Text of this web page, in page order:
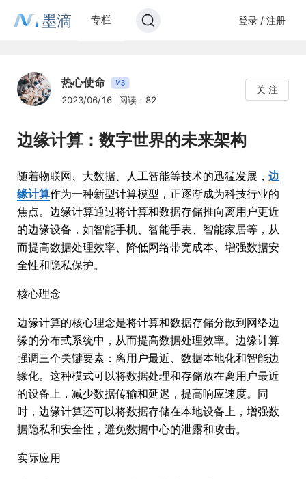
墨滴 专栏 登录 / 注册
热心使命 V3
2023/06/16 阅读：82
关 注
边缘计算：数字世界的未来架构
随着物联网、大数据、人工智能等技术的迅猛发展， 边
缘计算作为一种新型计算模型，正逐渐成为科技行业的
焦点。边缘计算通过将计算和数据存储推向离用户更近
的边缘设备，如智能手机、智能手表、智能家居等，从
而提高数据处理效率、降低网络带宽成本、增强数据安
全性和隐私保护。
核心理念
边缘计算的核心理念是将计算和数据存储分散到网络边
缘的分布式系统中，从而提高数据处理效率。边缘计算
强调三个关键要素：离用户最近、数据本地化和智能边
缘化。这种模式可以将数据处理和存储放在离用户最近
的设备上，减少数据传输和延迟，提高响应速度。同
时，边缘计算还可以将数据存储在本地设备上，增强数
据隐私和安全性，避免数据中心的泄露和攻击。
实际应用